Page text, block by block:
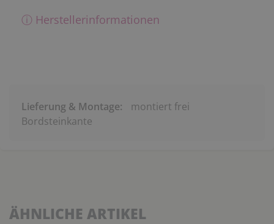
ⓘ Herstellerinformationen
Lieferung & Montage:
montiert frei
Bordsteinkante
ÄHNLICHE ARTIKEL